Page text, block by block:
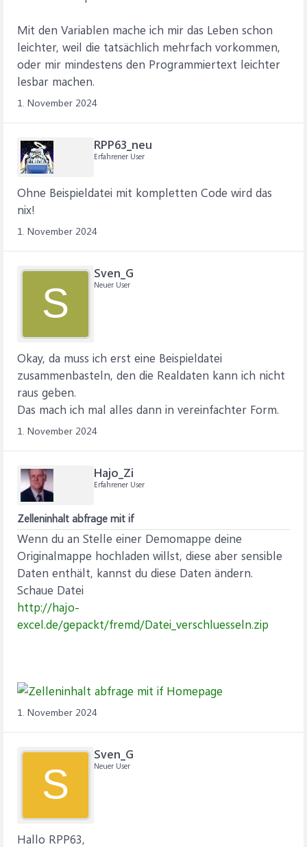
Mit den Variablen mache ich mir das Leben schon
leichter, weil die tatsächlich mehrfach vorkommen,
oder mir mindestens den Programmiertext leichter
lesbar machen.
1. November 2024
RPP63_neu
Erfahrener User
Ohne Beispieldatei mit kompletten Code wird das
nix!
1. November 2024
S
Sven_G
Neuer User
Okay, da muss ich erst eine Beispieldatei
zusammenbasteln, den die Realdaten kann ich nicht
raus geben.
Das mach ich mal alles dann in vereinfachter Form.
1. November 2024
Hajo_Zi
Erfahrener User
Zelleninhalt abfrage mit if
Wenn du an Stelle einer Demomappe deine
Originalmappe hochladen willst, diese aber sensible
Daten enthält, kannst du diese Daten ändern.
Schaue Datei
http://hajo-
excel.de/gepackt/fremd/Datei_verschluesseln.zip
1. November 2024
S
Sven_G
Neuer User
Hallo RPP63,